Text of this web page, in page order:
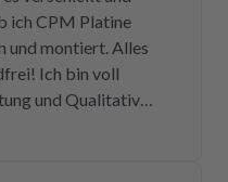
mein Paket
ich eine Rechnung
war wieder auf
Leider
ich CPM Platine
und montiert. Alles
Ich bin voll
und Qualitativ.